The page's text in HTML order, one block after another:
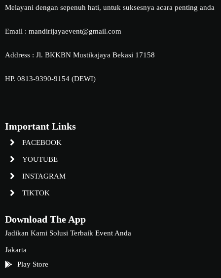
Melayani dengan sepenuh hati, untuk suksesnya acara penting anda
Email : mandirijayaevent@gmail.com
Address : Jl. BKKBN Mustikajaya Bekasi 17158
HP. 0813-9390-9154 (DEWI)
Important Links
FACEBOOK
YOUTUBE
INSTAGRAM
TIKTOK
Download The App
Jadikan Kami Solusi Terbaik Event Anda
Jakarta
Play Store